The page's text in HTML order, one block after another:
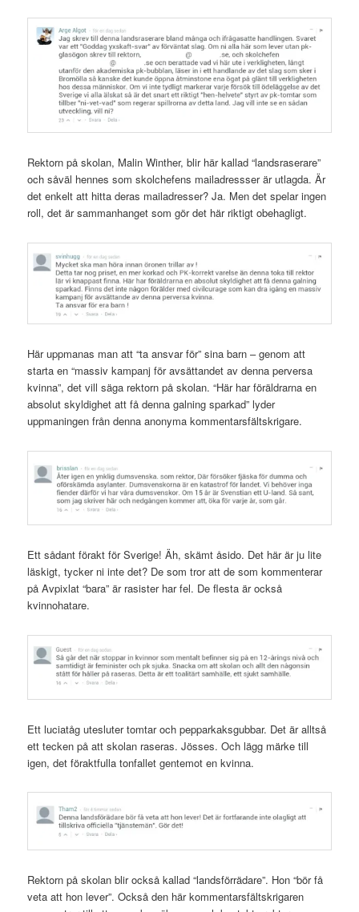
Rektorn på skolan, Malin Winther, blir här kallad “landsraserare”
och såväl hennes som skolchefens mailadressser är utlagda. Är
det enkelt att hitta deras mailadresser? Ja. Men det spelar ingen
roll, det är sammanhanget som gör det här riktigt obehagligt.
Här uppmanas man att “ta ansvar för” sina barn – genom att
starta en “massiv kampanj för avsättandet av denna perversa
kvinna”, det vill säga rektorn på skolan. “Här har föräldrarna en
absolut skyldighet att få denna galning sparkad” lyder
uppmaningen från denna anonyma kommentarsfältskrigare.
Ett sådant förakt för Sverige! Äh, skämt åsido. Det här är ju lite
läskigt, tycker ni inte det? De som tror att de som kommenterar
på Avpixlat “bara” är rasister har fel. De flesta är också
kvinnohatare.
Ett luciatåg utesluter tomtar och pepparkaksgubbar. Det är alltså
ett tecken på att skolan raseras. Jösses. Och lägg märke till
igen, det föraktfulla tonfallet gentemot en kvinna.
Rektorn på skolan blir också kallad “landsförrädare”. Hon “bör få
veta att hon lever”. Också den här kommentarsfältskrigaren